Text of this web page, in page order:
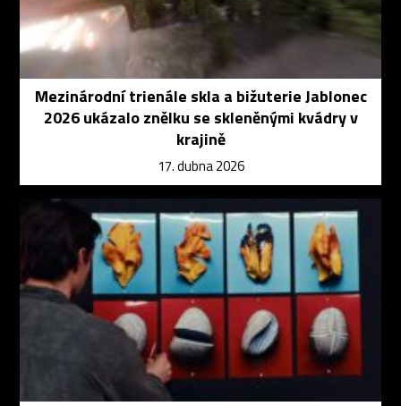
Mezinárodní trienále skla a bižuterie Jablonec
2026 ukázalo znělku se skleněnými kvádry v
krajině
17. dubna 2026